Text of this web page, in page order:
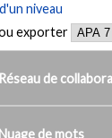
niveau
exporter
Réseau de
Nuage de mots